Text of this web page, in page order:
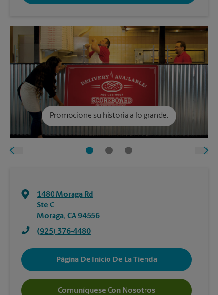
Promocione su historia a lo grande.
1480 Moraga Rd
Ste C
Moraga, CA94556
(925) 376-4480
Página De Inicio De La Tienda
Comuníquese Con Nosotros